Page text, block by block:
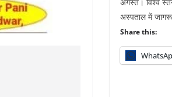
अगस्त। विश्व
अस्पताल में
Share this: